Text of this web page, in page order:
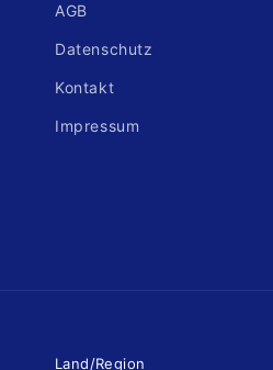
AGB
Datenschutz
Kontakt
Impressum
Land/Region